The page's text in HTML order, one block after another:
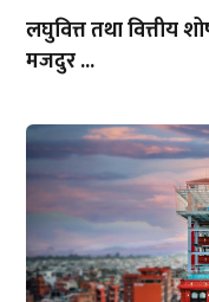
लघुवित्त तथा वित्तीय
मजदुर ...